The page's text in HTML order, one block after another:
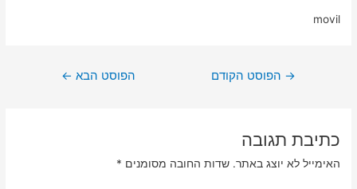
movil
ניווט
→ הפוסט הקודם הפוסט הבא ←
כתיבת תגובה
האימייל לא יוצג באתר. שדות החובה מסומנים *